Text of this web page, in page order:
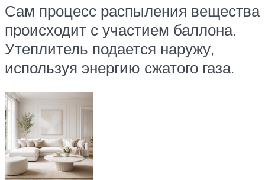
Сам процесс распыления вещества
происходит с участием баллона.
Утеплитель подается наружу,
используя энергию сжатого газа.